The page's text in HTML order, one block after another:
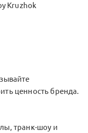
Kruzhok
ценность бренда.
транк-шоу и